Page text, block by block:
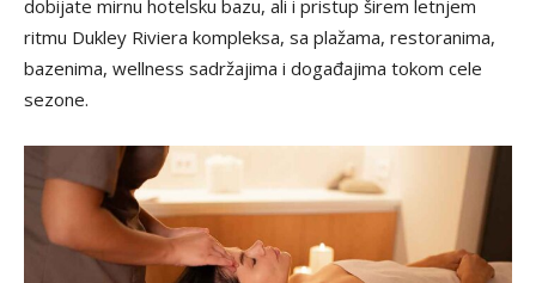
dobijate mirnu hotelsku bazu, ali i pristup širem letnjem
ritmu Dukley Riviera kompleksa, sa plažama, restoranima,
bazenima, wellness sadržajima i događajima tokom cele
sezone.